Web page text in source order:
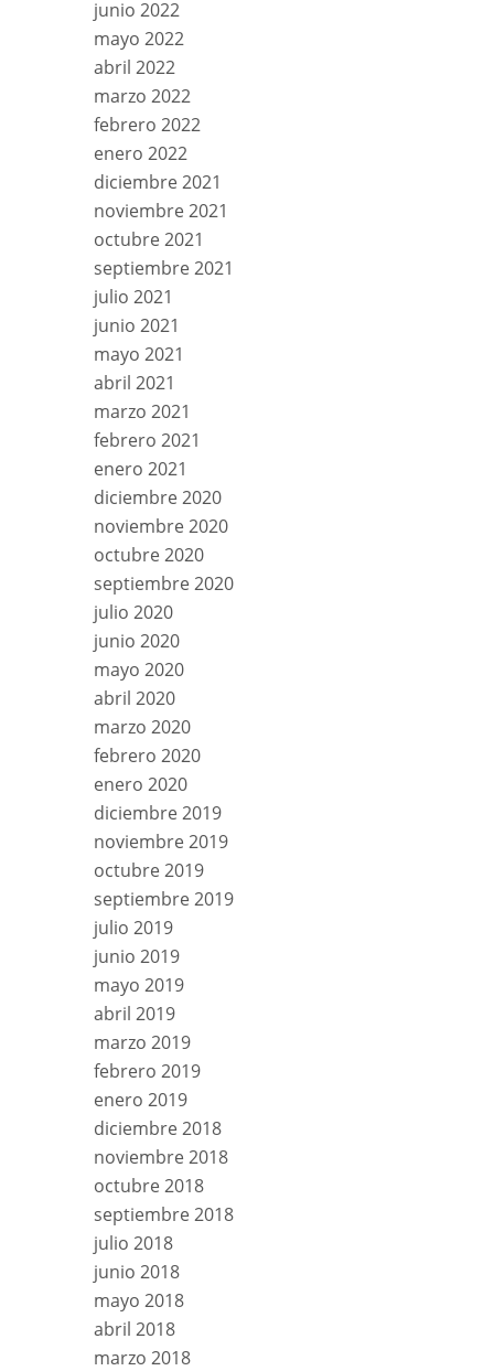
junio 2022
mayo 2022
abril 2022
marzo 2022
febrero 2022
enero 2022
diciembre 2021
noviembre 2021
octubre 2021
septiembre 2021
julio 2021
junio 2021
mayo 2021
abril 2021
marzo 2021
febrero 2021
enero 2021
diciembre 2020
noviembre 2020
octubre 2020
septiembre 2020
julio 2020
junio 2020
mayo 2020
abril 2020
marzo 2020
febrero 2020
enero 2020
diciembre 2019
noviembre 2019
octubre 2019
septiembre 2019
julio 2019
junio 2019
mayo 2019
abril 2019
marzo 2019
febrero 2019
enero 2019
diciembre 2018
noviembre 2018
octubre 2018
septiembre 2018
julio 2018
junio 2018
mayo 2018
abril 2018
marzo 2018